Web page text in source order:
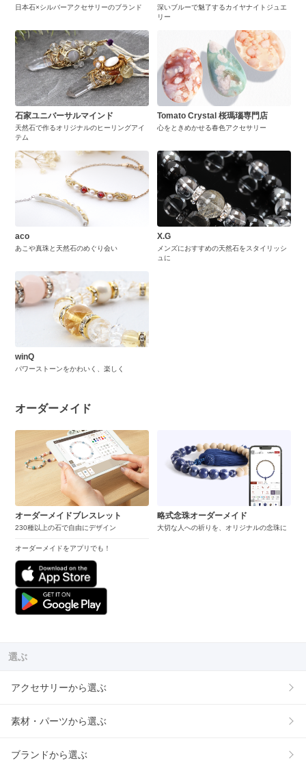
日本石×シルバーアクセサリーのブランド
深いブルーで魅了するカイヤナイトジュエ
リー
石家ユニバーサルマインド
天然石で作るオリジナルのヒーリングアイ
テム
Tomato Crystal 桜瑪瑙専門店
心をときめかせる春色アクセサリー
aco
あこや真珠と天然石のめぐり会い
X.G
メンズにおすすめの天然石をスタイリッシ
ュに
winQ
パワーストーンをかわいく、楽しく
オーダーメイド
オーダーメイドブレスレット
230種以上の石で自由にデザイン
オーダーメイドをアプリでも！
略式念珠オーダーメイド
大切な人への祈りを、オリジナルの念珠に
選ぶ
アクセサリーから選ぶ
素材・パーツから選ぶ
ブランドから選ぶ